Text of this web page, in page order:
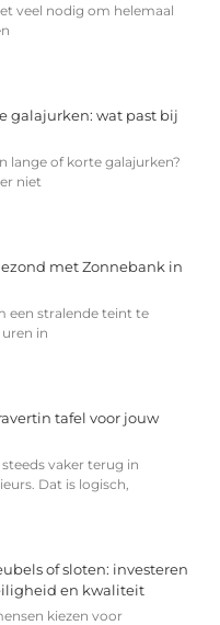
veel nodig om helemaal
galajurken: wat past bij
lange of korte galajurken?
niet
met Zonnebank in
een stralende teint te
in
tafel voor jouw
vaker terug in
Dat is logisch,
of sloten: investeren
en kwaliteit
kiezen voor